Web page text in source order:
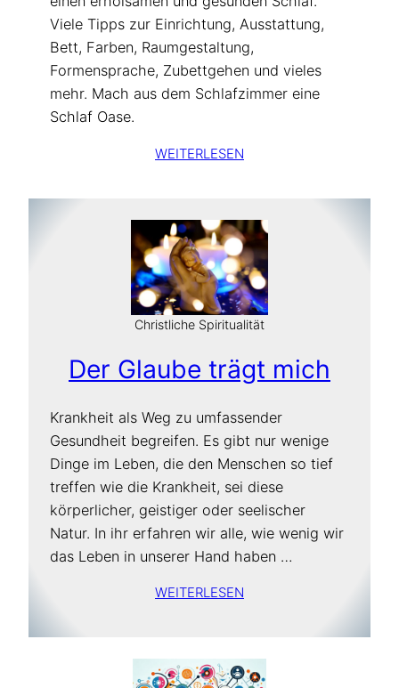
Viele Tipps zur Einrichtung, Ausstattung,
Bett, Farben, Raumgestaltung,
Formensprache, Zubettgehen und vieles
mehr. Mach aus dem Schlafzimmer eine
Schlaf Oase.
WEITERLESEN
Christliche Spiritualität
Der Glaube trägt mich
Krankheit als Weg zu umfassender
Gesundheit begreifen. Es gibt nur wenige
Dinge im Leben, die den Menschen so tief
treffen wie die Krankheit, sei diese
körperlicher, geistiger oder seelischer
Natur. In ihr erfahren wir alle, wie wenig wir
das Leben in unserer Hand haben …
WEITERLESEN